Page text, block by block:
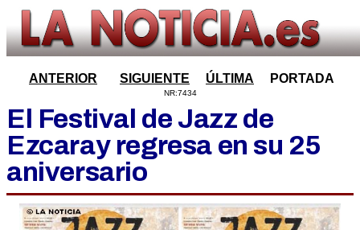
ANTERIOR SIGUIENTE ÚLTIMA PORTADA
NR:7434
El Festival de Jazz de
Ezcaray regresa en su 25
aniversario